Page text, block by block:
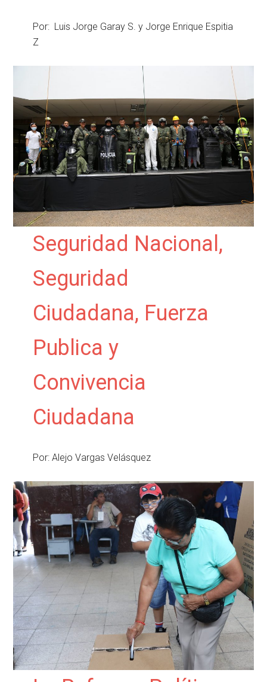
Por: Luis Jorge Garay S. y Jorge Enrique Espitia
Z
Seguridad Nacional,
Seguridad
Ciudadana, Fuerza
Publica y
Convivencia
Ciudadana
Por: Alejo Vargas Velásquez